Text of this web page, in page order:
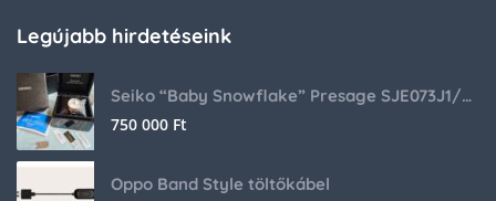
Legújabb hirdetéseink
Seiko “Baby Snowflake” Presage SJE073J1/SARA015 Limited Edition
750 000 Ft
Oppo Band Style töltőkábel